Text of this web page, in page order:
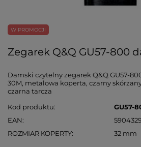
W PROMOCJI
Zegarek Q&Q GU57-800
Damski czytelny zegarek Q&Q GU57-
30M, metalowa koperta, czarny
czarna tarcza
Kod produktu
GU57-
EAN
ROZMIAR KOPERTY
32 mm